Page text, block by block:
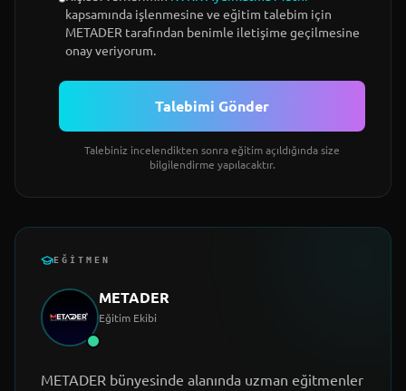
kapsamında işlenmesine ve eğitim talebim için
METADER tarafından benimle iletişime geçilmesine
onay veriyorum.
Talebimi Gönder
Talebiniz incelendikten sonra eğitim açıldığında size
bilgilendirme yapılacaktır.
EĞITMEN
METADER
Eğitim Ekibi
METADER bünyesinde alanında uzman eğitmenler